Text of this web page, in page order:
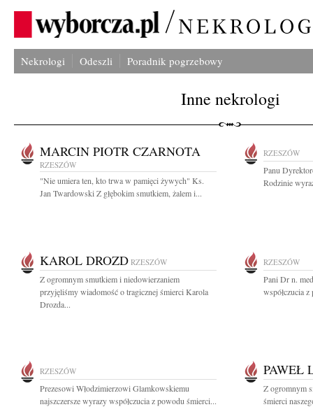
Nekrologi Odeszli Poradnik pogrzebowy
Inne nekrologi
MARCIN PIOTR CZARNOTA
RZESZÓW
"Nie umiera ten, kto trwa w pamięci żywych" Ks.
Jan Twardowski Z głębokim smutkiem, żalem i...
RZESZÓW
Panu
Rodzinie
KAROL DROZD RZESZÓW
Z ogromnym smutkiem i niedowierzaniem
przyjęliśmy wiadomość o tragicznej śmierci Karola
Drozda...
RZESZÓW
Pani Dr n.
współczucia
RZESZÓW
Prezesowi Włodzimierzowi Glamkowskiemu
najszczersze wyrazy współczucia z powodu śmierci...
PAWEŁ
Z ogromnym
śmierci